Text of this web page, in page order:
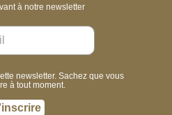
à notre newsletter
newsletter. Sachez que vous
à tout moment.